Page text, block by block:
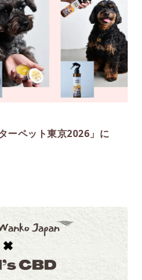
ーペット東京2026」に